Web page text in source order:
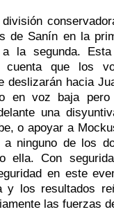
de Sanín en la
la segunda.
cuenta que los
deslizarán hacia
en voz baja
una
o apoyar a
ninguno de los
ella. Con
en este
y los resultados
las fuerzas